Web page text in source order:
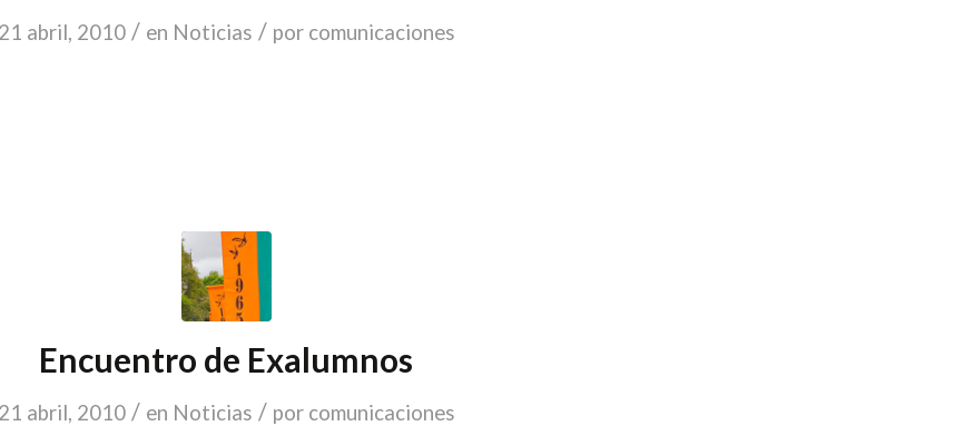
21 abril, 2010 / en Noticias / por comunicaciones
Encuentro de Exalumnos
21 abril, 2010 / en Noticias / por comunicaciones